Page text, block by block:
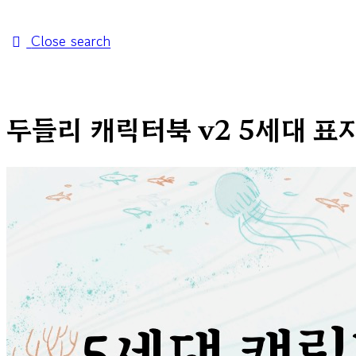
Close search
두들리 캐릭터북 v2 5세대 표